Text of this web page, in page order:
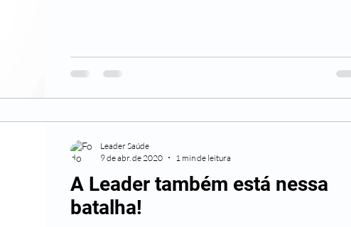
A Leader também está nessa
batalha!
Leader Saúde
9 de abr. de 2020
1 min de leitura